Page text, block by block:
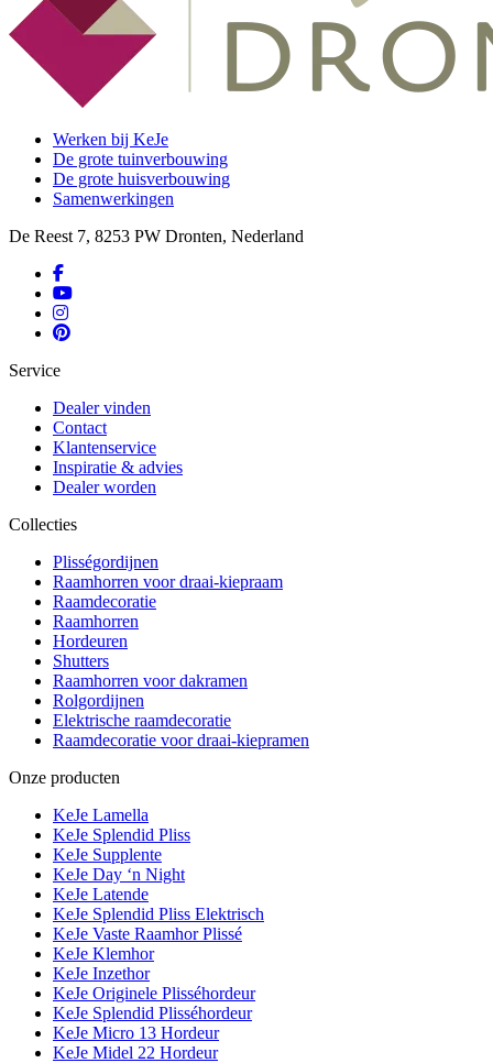
Werken bij KeJe
De grote tuinverbouwing
De grote huisverbouwing
Samenwerkingen
De Reest 7, 8253 PW Dronten, Nederland
Service
Dealer vinden
Contact
Klantenservice
Inspiratie & advies
Dealer worden
Collecties
Plisségordijnen
Raamhorren voor draai-kiepraam
Raamdecoratie
Raamhorren
Hordeuren
Shutters
Raamhorren voor dakramen
Rolgordijnen
Elektrische raamdecoratie
Raamdecoratie voor draai-kiepramen
Onze producten
KeJe Lamella
KeJe Splendid Pliss
KeJe Supplente
KeJe Day ‘n Night
KeJe Latende
KeJe Splendid Pliss Elektrisch
KeJe Vaste Raamhor Plissé
KeJe Klemhor
KeJe Inzethor
KeJe Originele Plisséhordeur
KeJe Splendid Plisséhordeur
KeJe Micro 13 Hordeur
KeJe Midel 22 Hordeur